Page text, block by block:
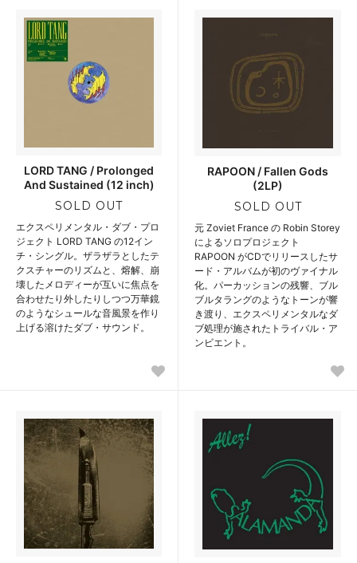
LORD TANG / Prolonged
And Sustained (12 inch)
SOLD OUT
エクスペリメンタル・ダブ・プロ
ジェクト LORD TANG の12イン
チ・シングル。ザラザラとしたテ
クスチャーのリズムと、熔解、崩
壊したメロディーが互いに焦点を
合わせたり外したりしつつ万華鏡
のようなシュールな音風景を作り
上げる溶けたダブ・サウンド。
RAPOON / Fallen Gods
(2LP)
SOLD OUT
元 Zoviet France の Robin Storey
によるソロプロジェクト
RAPOON がCDでリリースしたサ
ード・アルバムが初のヴァイナル
化。パーカッションの残響、ブル
ブルタラングのようなトーンが響
き渡り、エクスペリメンタルなダ
ブ処理が施されたトライバル・ア
ンビエント。